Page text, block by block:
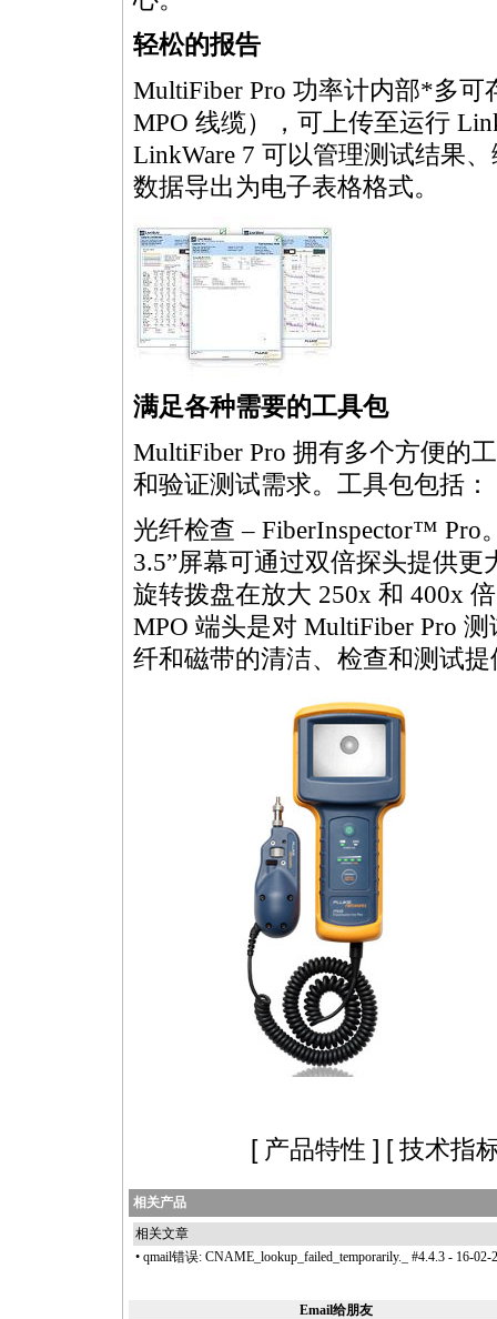
轻松的报告
MultiFiber Pro 功率计内部*多可
MPO 线缆），可上传至运行
LinkWare 7 可以管理测试结果
数据导出为电子表格格式。
满足各种需要的工具包
MultiFiber Pro 拥有多个方便的
和验证测试需求。工具包包括：
光纤检查 – FiberInspector™ Pro
3.5”屏幕可通过双倍探头提供
旋转拨盘在放大 250x 和 400x
MPO 端头是对 MultiFiber Pro
纤和磁带的清洁、检查和测试提
[ 产品特性 ] [技术指
相关产品
相关文章
• qmail错误: CNAME_lookup_failed_temporarily._ #4.4.3 - 16-02-
Email给朋友